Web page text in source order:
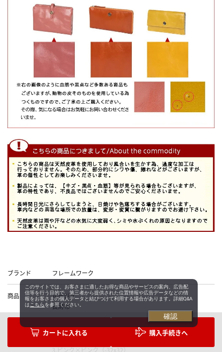
購入手続きへ
ブランド
フレームワーク
商品
ルージュ
長財布
カラー
1.ブラック×パープル（-10x10）
3.ピンク×ピンク（-32x32）
このサイトでは、お客さまに適したお得な商品やサービスの案内、広告配
信等を行う目的で、第三者から提供された位置情報や広告データなどの情
報をお客さまの個人データと結びつけて利用する場合があります。詳細Q&A
は こちらを参照ください。
確認